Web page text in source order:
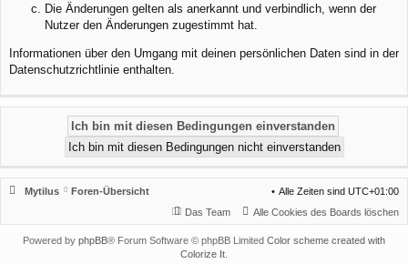
Die Änderungen gelten als anerkannt und verbindlich, wenn der
Nutzer den Änderungen zugestimmt hat.
Informationen über den Umgang mit deinen persönlichen Daten sind in der
Datenschutzrichtlinie enthalten.
Mytilus Foren-Übersicht Alle Zeiten sind UTC+01:00
Alle Cookies des Boards löschen
Das Team
Powered by phpBB® Forum Software © phpBB Limited Color scheme created with
Colorize It